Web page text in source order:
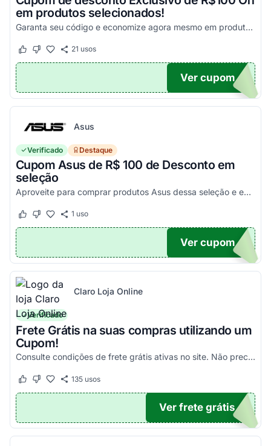
em produtos selecionados!
Garanta seu código e economize agora mesmo em produtos selecionados!
Este cupom funcionou
Este cupom não funcionou
21 usos
100
Ver cupom
Asus
Verificado Destaque
Cupom Asus de R$ 100 de Desconto em
seleção
Aproveite para comprar produtos Asus dessa seleção e economize! - E1504FA-NJ1287
Este cupom funcionou
Este cupom não funcionou
1 uso
100
Ver cupom
Claro Loja Online
Verificado
Frete Grátis na suas compras utilizando um
Cupom!
Consulte condições de frete grátis ativas no site. Não precisa aplicar código promocional Claro Loja!
Este cupom funcionou
Este cupom não funcionou
135usos
TICO
Ver frete grátis